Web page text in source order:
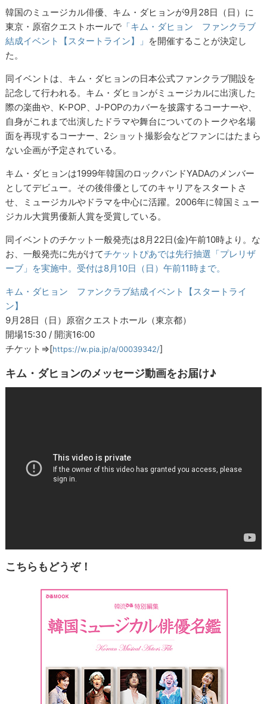
韓国のミュージカル俳優、キム・ダヒョンが9月28日（日）に
東京・原宿クエストホールで 「キム・ダヒョン ファンクラブ
結成イベント【スタートライン】」 を開催することが決定し
た。
同イベントは、キム・ダヒョンの日本公式ファンクラブ開設を
記念して行われる。キム・ダヒョンがミュージカルに出演した
際の楽曲や、K-POP、J-POPのカバーを披露するコーナーや、
自身がこれまで出演したドラマや舞台についてのトークや名場
面を再現するコーナー、2ショット撮影会などファンにはたまら
ない企画が予定されている。
キム・ダヒョンは1999年韓国のロックバンドYADAのメンバー
としてデビュー。その後俳優としてのキャリアをスタートさ
せ、ミュージカルやドラマを中心に活躍。2006年に韓国ミュー
ジカル大賞男優新人賞を受賞している。
同イベントのチケット一般発売は8月22日(金)午前10時より。な
お、一般発売に先がけてチケットぴあでは先行抽選「プレリザ
ーブ」を実施中。受付は8月10日（日）午前11時まで。
キム・ダヒョン ファンクラブ結成イベント【スタートライ
ン】
9月28日（日）原宿クエストホール（東京都）
開場15:30 / 開演16:00
チケット⇒[https://w.pia.jp/a/00039342/]
キム・ダヒョンのメッセージ動画をお届け♪
こちらもどうぞ！